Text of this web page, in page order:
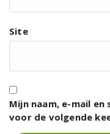
Site
Mijn naam, e-mail
voor de volgende